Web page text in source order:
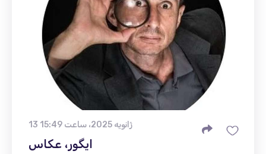
13 ژانویه 2025، ساعت 15:49
ایگور، عکاس